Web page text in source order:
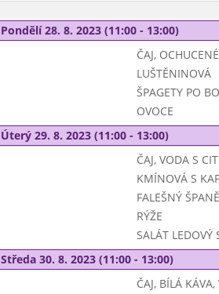
Pondělí 28. 8. 2023 (11:00 - 13:00)
ČAJ,
LUŠTĚNINOVÁ
ŠPAGETY PO
OVOCE
Úterý 29. 8. 2023 (11:00 - 13:00)
ČAJ, VODA S
KMÍNOVÁ S
FALEŠNÝ
RÝŽE
SALÁT LEDOVÝ
Středa 30. 8. 2023 (11:00 - 13:00)
ČAJ, BÍLÁ